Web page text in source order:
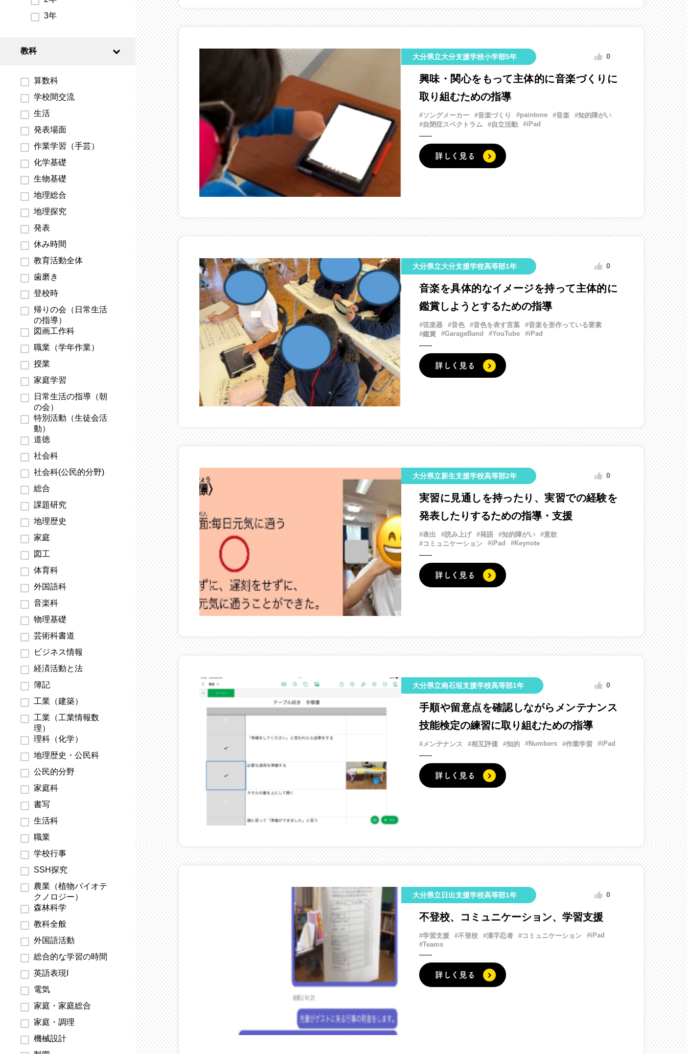
3年
教科
算数科
学校間交流
生活
発表場面
作業学習（手芸）
化学基礎
生物基礎
地理総合
地理探究
発表
休み時間
教育活動全体
歯磨き
登校時
帰りの会（日常生活
の指導）
図画工作科
職業（学年作業）
授業
家庭学習
日常生活の指導（朝
の会）
特別活動（生徒会活
動）
道徳
社会科
社会科(公民的分野)
総合
課題研究
地理歴史
家庭
図工
体育科
外国語科
音楽科
物理基礎
芸術科書道
ビジネス情報
経済活動と法
簿記
工業（建築）
工業（工業情報数
理）
理科（化学）
地理歴史・公民科
公民的分野
家庭科
書写
生活科
職業
学校行事
SSH探究
農業（植物バイオテ
クノロジー）
森林科学
教科全般
外国語活動
総合的な学習の時間
英語表現I
電気
家庭・家庭総合
家庭・調理
機械設計
大分県立大分支援学校小学部5年 0
興味・関心をもって主体的に音楽づくりに
取り組むための指導
#ソングメーカー #音楽づくり #paintone #音楽
#知的障がい
#自閉症スペクトラム
#自立活動 #iPad
詳しく見る
大分県立大分支援学校高等部1年 0
音楽を具体的なイメージを持って主体的に
鑑賞しようとするための指導
#弦楽器 #音色 #音色を表す言葉
#音楽を形作っている要素
#鑑賞
#GarageBand #YouTube #iPad
詳しく見る
大分県立新生支援学校高等部2年 0
実習に見通しを持ったり、実習での経験を
発表したりするための指導・支援
#表出 #読み上げ #発語 #知的障がい
#意欲
#コミュニケーション
#iPad #Keynote
詳しく見る
大分県立南石垣支援学校高等部1年 0
手順や留意点を確認しながらメンテナンス
技能検定の練習に取り組むための指導
#メンテナンス #相互評価 #知的 #Numbers #作業学習 #iPad
詳しく見る
大分県立日出支援学校高等部1年 0
不登校、コミュニケーション、学習支援
#学習支援 #不登校 #漢字忍者 #コミュニケーション
#iPad
#Teams
詳しく見る